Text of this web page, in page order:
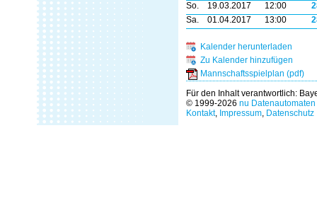
So.
19.03.2017 12:00
Sa.
01.04.2017 13:00
Kalender herunterladen
Zu Kalender hinzufügen
Mannschaftsspielplan (pdf)
Für den Inhalt verantwortlich:
© 1999-2026 nu
Kontakt, Impressum, Datenschutz